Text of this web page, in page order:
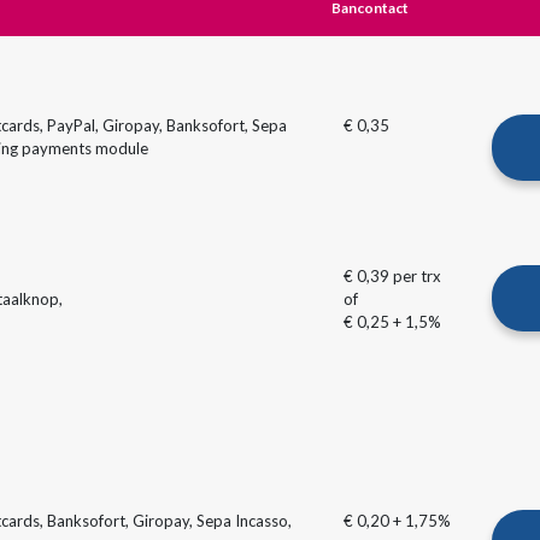
Bancontact
PayPal, Giropay, Banksofort, Sepa
payments module
€ 0,35
€ 0,39 per trx
of
€ 0,25 + 1,5%
Banksofort, Giropay, Sepa Incasso, € 0,20 + 1,75%